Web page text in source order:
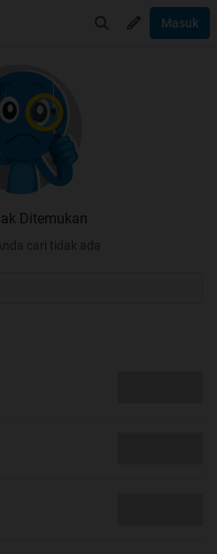
Masuk
Ditemukan
cari tidak ada